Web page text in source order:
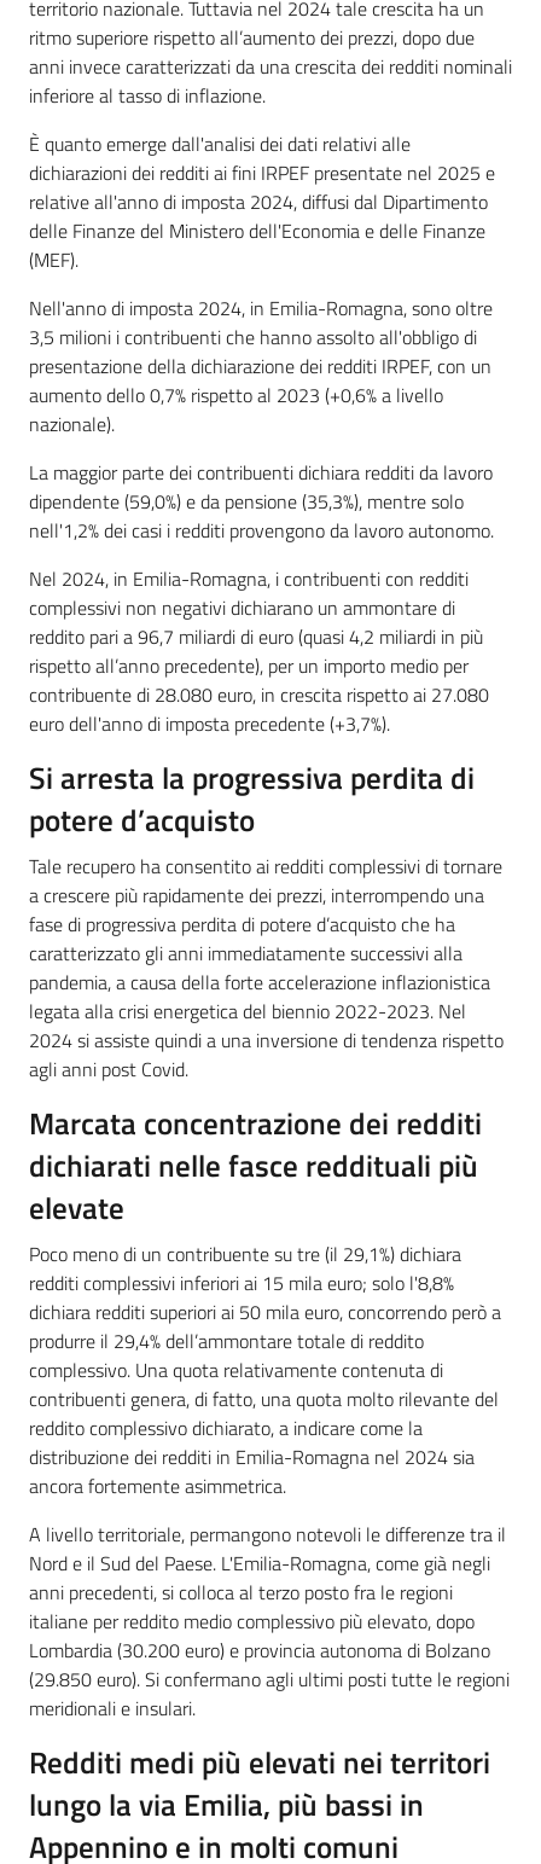
territorio nazionale. Tuttavia nel 2024 tale crescita ha un
ritmo superiore rispetto all’aumento dei prezzi, dopo due
anni invece caratterizzati da una crescita dei redditi nominali
inferiore al tasso di inflazione.
È quanto emerge dall'analisi dei dati relativi alle
dichiarazioni dei redditi ai fini IRPEF presentate nel 2025 e
relative all'anno di imposta 2024, diffusi dal Dipartimento
delle Finanze del Ministero dell'Economia e delle Finanze
(MEF).
Nell'anno di imposta 2024, in Emilia-Romagna, sono oltre
3,5 milioni i contribuenti che hanno assolto all'obbligo di
presentazione della dichiarazione dei redditi IRPEF, con un
aumento dello 0,7% rispetto al 2023 (+0,6% a livello
nazionale).
La maggior parte dei contribuenti dichiara redditi da lavoro
dipendente (59,0%) e da pensione (35,3%), mentre solo
nell'1,2% dei casi i redditi provengono da lavoro autonomo.
Nel 2024, in Emilia-Romagna, i contribuenti con redditi
complessivi non negativi dichiarano un ammontare di
reddito pari a 96,7 miliardi di euro (quasi 4,2 miliardi in più
rispetto all’anno precedente), per un importo medio per
contribuente di 28.080 euro, in crescita rispetto ai 27.080
euro dell'anno di imposta precedente (+3,7%).
Si arresta la progressiva perdita di
potere d’acquisto
Tale recupero ha consentito ai redditi complessivi di tornare
a crescere più rapidamente dei prezzi, interrompendo una
fase di progressiva perdita di potere d’acquisto che ha
caratterizzato gli anni immediatamente successivi alla
pandemia, a causa della forte accelerazione inflazionistica
legata alla crisi energetica del biennio 2022-2023. Nel
2024 si assiste quindi a una inversione di tendenza rispetto
agli anni post Covid.
Marcata concentrazione dei redditi
dichiarati nelle fasce reddituali più
elevate
Poco meno di un contribuente su tre (il 29,1%) dichiara
redditi complessivi inferiori ai 15 mila euro; solo l'8,8%
dichiara redditi superiori ai 50 mila euro, concorrendo però a
produrre il 29,4% dell’ammontare totale di reddito
complessivo. Una quota relativamente contenuta di
contribuenti genera, di fatto, una quota molto rilevante del
reddito complessivo dichiarato, a indicare come la
distribuzione dei redditi in Emilia-Romagna nel 2024 sia
ancora fortemente asimmetrica.
A livello territoriale, permangono notevoli le differenze tra il
Nord e il Sud del Paese. L'Emilia-Romagna, come già negli
anni precedenti, si colloca al terzo posto fra le regioni
italiane per reddito medio complessivo più elevato, dopo
Lombardia (30.200 euro) e provincia autonoma di Bolzano
(29.850 euro). Si confermano agli ultimi posti tutte le regioni
meridionali e insulari.
Redditi medi più elevati nei territori
lungo la via Emilia, più bassi in
Appennino e in molti comuni